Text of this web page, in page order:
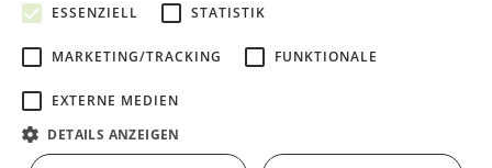
KONTAKT & BERATUNG SERVICE
PARTNERPROGRAMM
GrünePerlen GmbH
ESSENZIELL
STATISTIK
MARKETING/TRACKING FUNKTIONALE
EXTERNE MEDIEN
DETAILS ANZEIGEN